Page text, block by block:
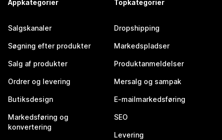
Appkategorier
Salgskanaler
Søgning efter produkter
Salg af produkter
Ordrer og levering
Butiksdesign
Markedsføring og
konvertering
Topkategorier
Dropshipping
Markedspladser
Produktanmeldelser
Mersalg og sampak
E-mailmarkedsføring
SEO
Levering